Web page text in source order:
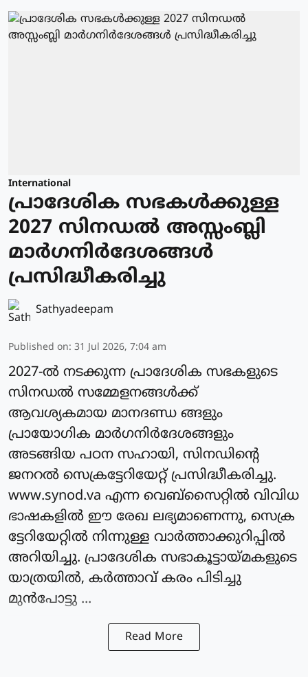
International
പ്രാദേശിക സഭകള്‍ക്കുള്ള
2027 സിനഡല്‍ അസ്സംബ്ലി
മാര്‍ഗനിര്‍ദേശങ്ങള്‍
പ്രസിദ്ധീകരിച്ചു
Sathyadeepam
Published on: 31 Jul 2026, 7:04 am
2027-ല്‍ നടക്കുന്ന പ്രാദേശിക സഭകളുടെ
സിനഡല്‍ സമ്മേളനങ്ങള്‍ക്ക്
ആവശ്യകമായ മാനദണ്ഡ ങ്ങളും
പ്രായോഗിക മാർഗനിർദേശങ്ങളും
അടങ്ങിയ പഠന സഹായി, സിനഡിന്റെ
ജനറല്‍ സെക്രട്ടേറിയേറ്റ് പ്രസിദ്ധീകരിച്ചു.
www.synod.va എന്ന വെബ്സൈറ്റില്‍ വിവിധ
ഭാഷകളില്‍ ഈ രേഖ ലഭ്യമാണെന്നു, സെക്ര
ട്ടേറിയേറ്റില്‍ നിന്നുള്ള വാര്‍ത്താക്കുറിപ്പില്‍
അറിയിച്ചു. പ്രാദേശിക സഭാകൂട്ടായ്മകളുടെ
യാത്രയില്‍, കര്‍ത്താവ് കരം പിടിച്ചു
മുന്‍പോട്ടു ...
Read More